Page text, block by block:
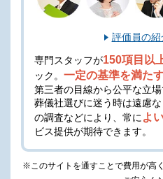
評価員の紹
専門スタッフが150項目以
ック。 一定の基準を満た
第三者の目線から公平な立
葬儀社選びに迷う時は遠慮な
の調査などにより、常に よ
ビス提供が期待できます。
※このサイトを通すことで費用が高